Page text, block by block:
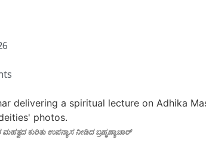
ಕುರಿತು ಉಪನ್ಯಾಸ ನೀಡಿದ ಬ್ರಹ್ಮಣ್ಯಾಚಾರ್